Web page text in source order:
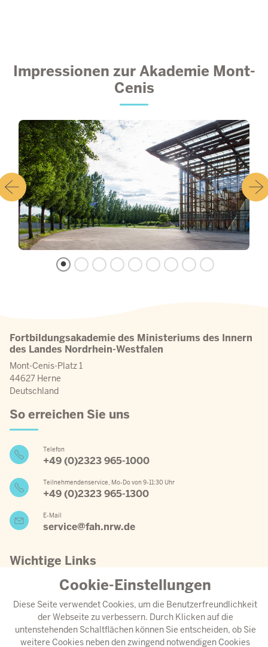
Impressionen zur Akademie Mont-
Cenis
Fortbildungsakademie des Ministeriums des Innern
des Landes Nordrhein-Westfalen
Mont-Cenis-Platz 1
44627 Herne
Deutschland
So erreichen Sie uns
Telefon
+49 (0)2323 965-1000
Teilnehmendenservice, Mo-Do von 9-11:30 Uhr
+49 (0)2323 965-1300
E-Mail
service@fah.nrw.de
Wichtige Links
Aktueller Speiseplan
Anreise
Cookie-Einstellungen
Diese Seite verwendet Cookies, um die Benutzerfreundlichkeit
der Webseite zu verbessern. Durch Klicken auf die
untenstehenden Schaltflächen können Sie entscheiden, ob Sie
weitere Cookies neben den zwingend notwendigen Cookies